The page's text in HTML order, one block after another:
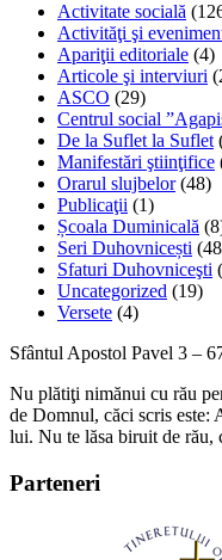
Activitate socială
Activităţi şi
Apariţii editoriale (4)
Articole şi interviuri
ASCO (29)
Centrul social
De la Suflet la Suflet
Manifestări ştiinţifice
Orarul slujbelor(48)
Publicaţii (1)
Școala Duminicală
Seri Duhovnicești
Sfaturi Duhovniceşti
Uncategorized (19)
Versete (4)
Sfântul Apostol Pavel 3 –
Nu plătiţi nimănui cu rău
de Domnul, căci scris este:
lui. Nu te lăsa biruit de rău,
Parteneri